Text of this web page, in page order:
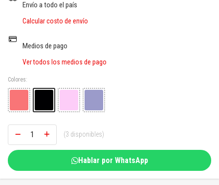
Envío a todo el país
Calcular costo de envío
Medios de pago
Ver todos los medios de pago
Colores:
(3 disponibles)
Hablar por WhatsApp